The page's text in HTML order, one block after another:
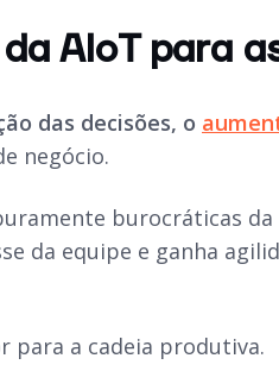
AIoT para
das decisões, o
negócio.
burocráticas
da equipe e ganha
para a cadeia produtiva.